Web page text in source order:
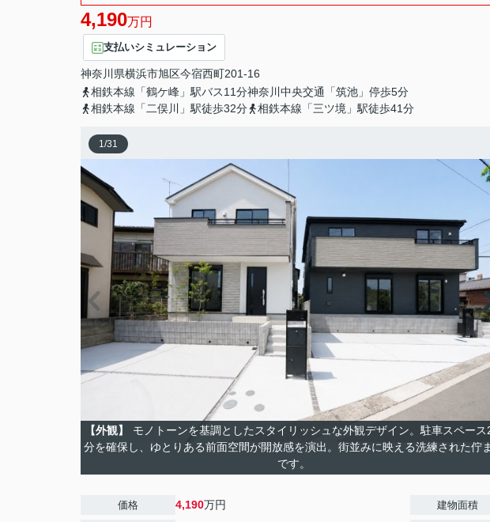
4,190万円
支払いシミュレーション
神奈川県横浜市旭区今宿西町201-16
相鉄本線「鶴ケ峰」駅バス11分神奈川中央交通「筑池」停歩5分
相鉄本線「二俣川」駅徒歩32分
相鉄本線「三ツ境」駅徒歩41分
1/31
【外観】
モノトーンを基調としたスタイリッシュな外観デザイン。駐車スペース
分を確保し、ゆとりある前面空間が開放感を演出。街並みに映える洗練された佇
です。
価格 4,190万円 建物面積